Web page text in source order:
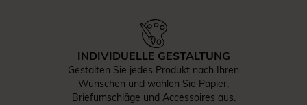
INDIVIDUELLE GESTALTUNG
Gestalten Sie jedes Produkt nach Ihren
Wünschen und wählen Sie Papier,
Briefumschläge und Accessoires aus.